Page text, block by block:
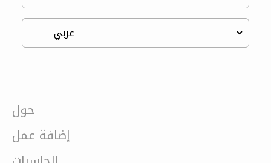
حول
إضافة عمل